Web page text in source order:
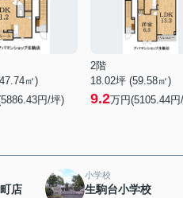
㎡)
円/坪)
2階
18.02坪 (59.58㎡)
9.2万円(5105.44円
店
小学校
生駒台小学校